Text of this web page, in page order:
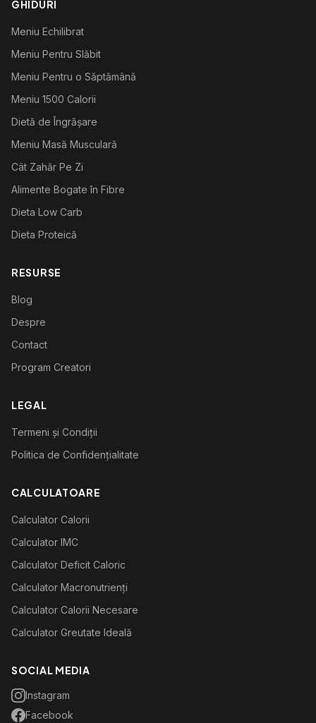
GHIDURI
Meniu Echilibrat
Meniu Pentru Slăbit
Meniu Pentru o Săptămână
Meniu 1500 Calorii
Dietă de Îngrășare
Meniu Masă Musculară
Cât Zahăr Pe Zi
Alimente Bogate în Fibre
Dieta Low Carb
Dieta Proteică
RESURSE
Blog
Despre
Contact
Program Creatori
LEGAL
Termeni și Condiții
Politica de Confidențialitate
CALCULATOARE
Calculator Calorii
Calculator IMC
Calculator Deficit Caloric
Calculator Macronutrienți
Calculator Calorii Necesare
Calculator Greutate Ideală
SOCIAL MEDIA
Instagram
Facebook